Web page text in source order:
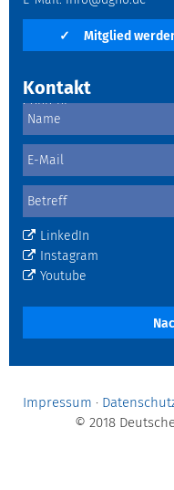
✓ Mitglied
Kontakt
LinkedIn
Instagram
Youtube
Impressum ·
© 2018